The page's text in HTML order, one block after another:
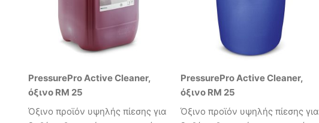
PressurePro Active Cleaner,
όξινο RM 25
Όξινο προϊόν υψηλής πίεσης για
PressurePro Active Cleaner,
όξινο RM 25
Όξινο προϊόν υψηλής πίεσης για